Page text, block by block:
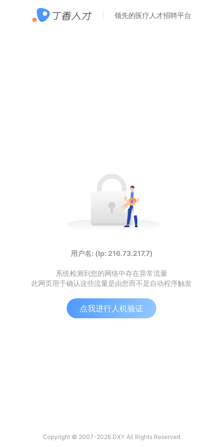
领先的医疗人才招聘平台
用户名: (Ip: 216.73.217.7)
系统检测到您的网络中存在异常流量
此网页用于确认这些流量是由您而不是自动程序触发
点我进行人机验证
Copyright © 2007-2026 DXY All Rights Reserved